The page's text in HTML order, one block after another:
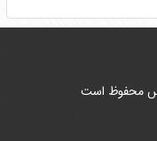
محفوظ است